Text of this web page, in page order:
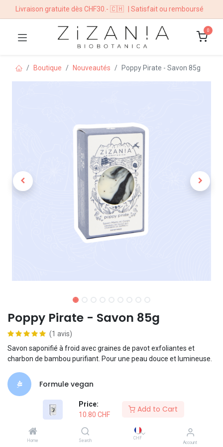
Price:
10.80 CHF
Add to Cart
Home Search
CHF
Account
Livraison gratuite dès CHF30.- 🇨🇭 | Satisfait ou remboursé
0
Boutique Nouveautés Poppy Pirate - Savon 85g
Poppy Pirate - Savon 85g
(1 avis)
Savon saponifié à froid avec graines de pavot exfoliantes et
charbon de bambou purifiant. Pour une peau douce et lumineuse.
Formule vegan
Swiss Made
Packaging recyclable